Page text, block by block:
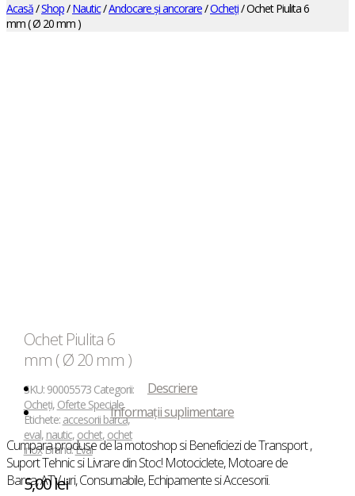
Acasă/Shop/Nautic/Andocare și ancorare/Ocheți/ Ochet Piulita 6
mm ( Ø 20 mm )
Ochet Piulita 6
mm ( Ø 20 mm )
SKU: 90005573 Categorii:
Ocheți, Oferte Speciale
Etichete: accesorii barca,
eval, nautic, ochet, ochet
inoxBrand:Eval
5,00lei
Descriere
Informații suplimentare
Cumpara produse de la motoshop si Beneficiezi de Transport ,
Suport Tehnic si Livrare din Stoc! Motociclete, Motoare de
Barca, ATV-uri, Consumabile, Echipamente si Accesorii.